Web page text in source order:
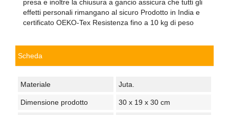
presa e inoltre la chiusura a gancio assicura che tutti gli
effetti personali rimangano al sicuro Prodotto in India e
certificato OEKO-Tex Resistenza fino a 10 kg di peso
Scheda
Materiale Juta.
Dimensione prodotto 30 x 19 x 30 cm